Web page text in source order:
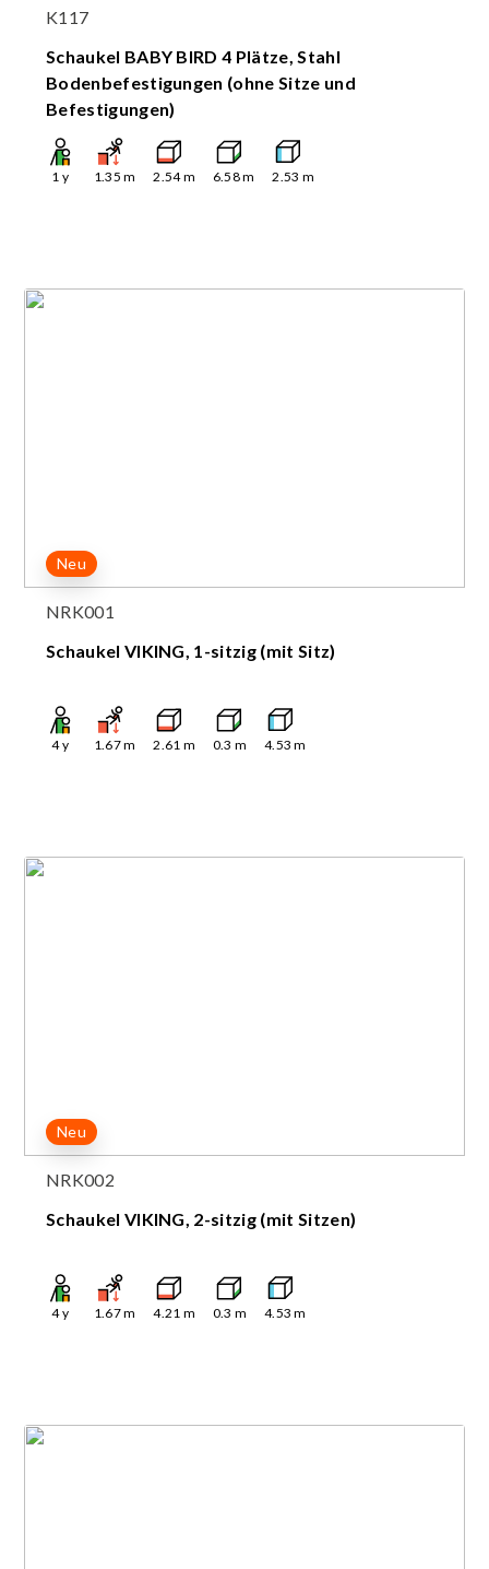
K117
Schaukel BABY BIRD 4 Plätze, Stahl
Bodenbefestigungen (ohne Sitze und
Befestigungen)
1 y 1.35 m 2.54m 6.58m 2.53 m
Neu
NRK001
Schaukel VIKING, 1-sitzig (mit Sitz)
4y 1.67m 2.61 m 0.3 m 4.53 m
Neu
NRK002
Schaukel VIKING, 2-sitzig (mit Sitzen)
4y 1.67m 4.21 m 0.3 m 4.53 m